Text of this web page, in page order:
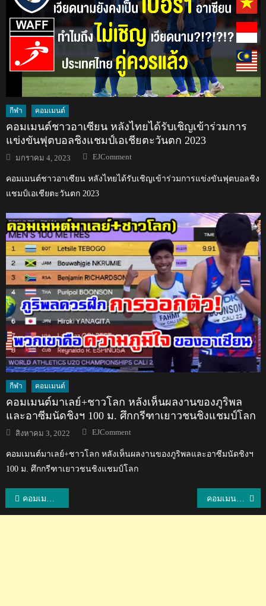
กีฬา คอมเมนต์
คอมเมนต์ชาวอาเซียน หลังไทยได้รับเชิญเข้าร่วมการ
แข่งขันฟุตบอลชิงแชมป์เอเชียตะวันตก 2023
Posted
on
มกราคม 4, 2023 Author
EJComment
คอมเมนต์ชาวอาเซียน หลังไทยได้รับเชิญเข้าร่วมการแข่งขันฟุตบอลชิง
แชมป์เอเชียตะวันตก 2023
กีฬา คอมเมนต์
คอมเมนต์มาเลย์+ชาวโลก หลังเห็นผลงานของภูริพล
และอาซีมนัดชิงฯ 100 ม. ศึกกรีฑาเยาวชนชิงแชมป์โลก
Posted
on
สิงหาคม 3, 2022 Author
EJComment
คอมเมนต์มาเลย์+ชาวโลก หลังเห็นผลงานของภูริพลและอาซีมนัดชิงฯ
100 ม. ศึกกรีฑาเยาวชนชิงแชมป์โลก
แนะแนว
คอมเมนต์แฟนบอลเวียดนามหลังทีมไทยชนะบาห์เรน 1-0 ศึกเอเชียน คัพ 2019 คอมเมนต์แฟนบอลเกาหลีใต้หลังทีมชาติไทยเอาชนะบาห์เรนได้ 1-0 ศึกเอเชียน คัพ